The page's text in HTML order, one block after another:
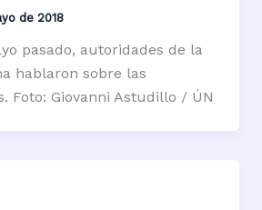
de 2018
pasado, autoridades de la
hablaron sobre las
Foto: Giovanni Astudillo / ÚN